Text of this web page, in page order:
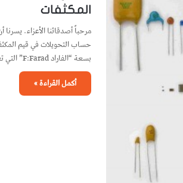
المكثفات
مرحباً أصدقائنا الأعزاء.
حساب التحويلات في قيم
بسعة “الفاراد F:Farad” التي تعبر عن قدرة المكثف…
أكمل القراءة »